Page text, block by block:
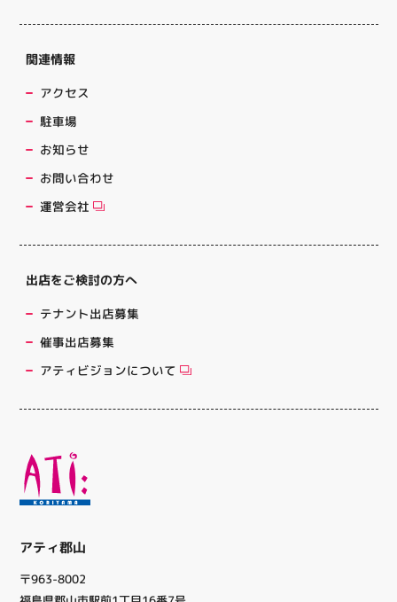
アティ郡山
〒963-8002
関連情報
アクセス
駐車場
お知らせ
お問い合わせ
運営会社
出店をご検討の方へ
テナント出店募集
催事出店募集
アティビジョンについて